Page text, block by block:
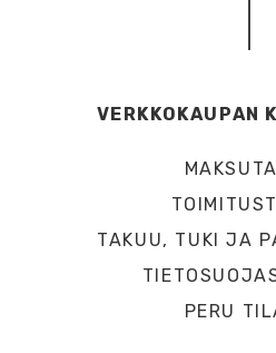
VERKKOKAUPAN
TAKUU, TUKI JA
PERU